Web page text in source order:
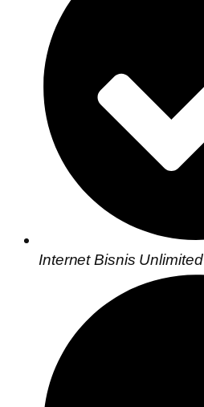
Internet Bisnis Unlimited